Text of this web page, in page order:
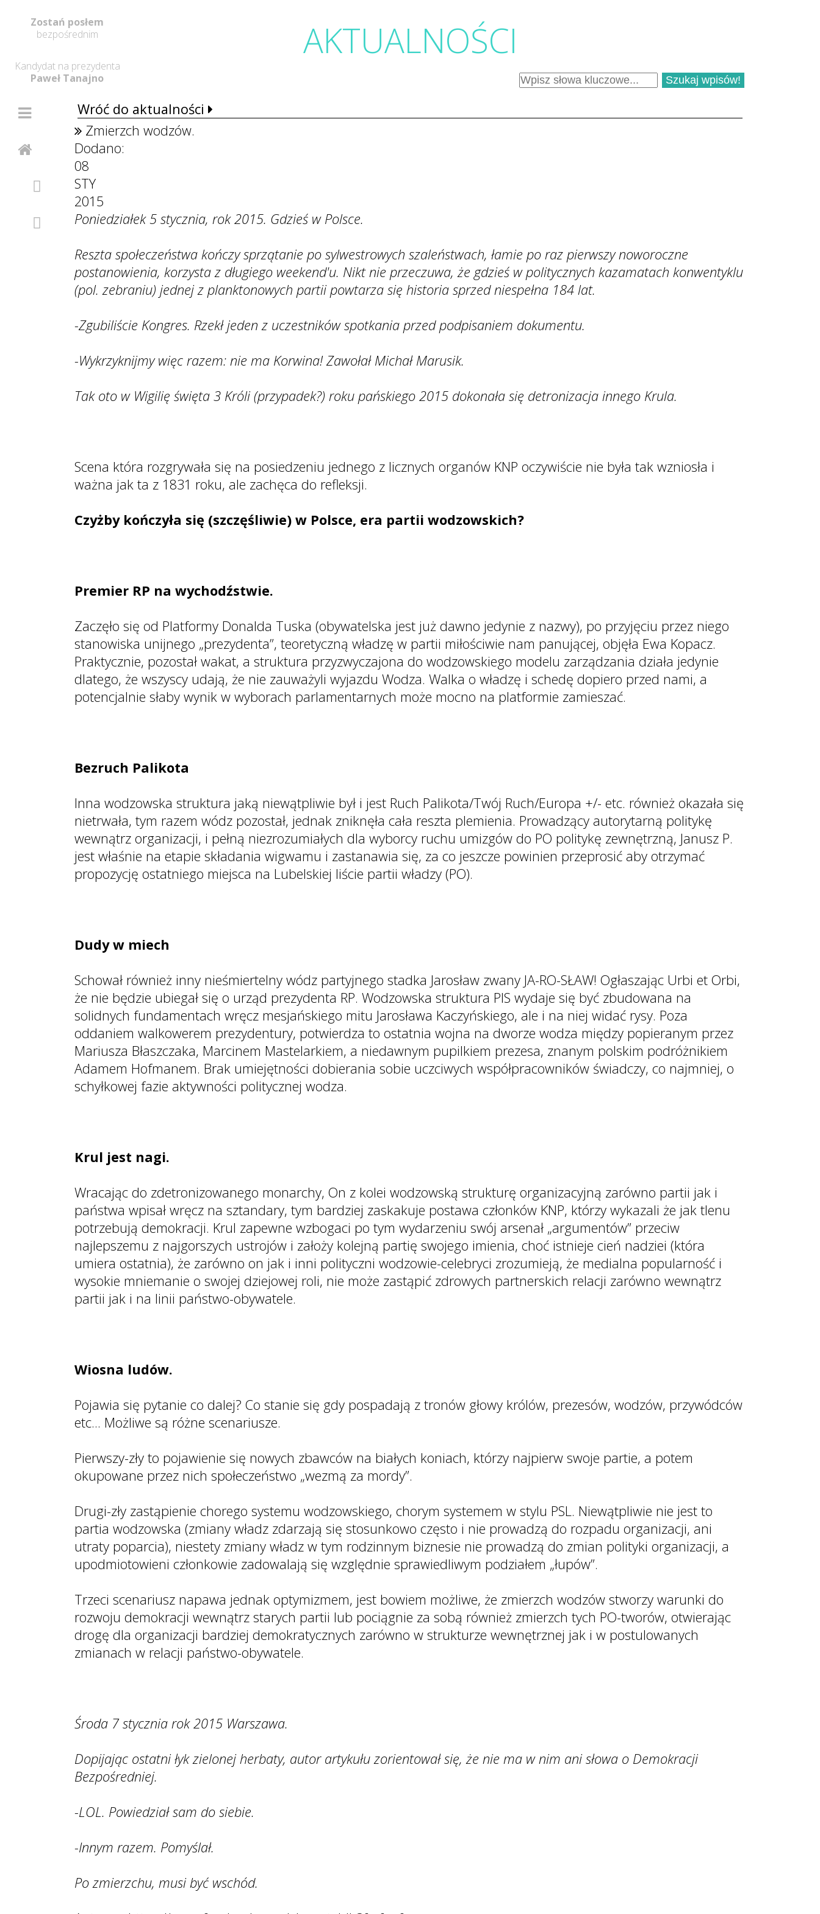
AKTUALNOŚCI
Wróć do aktualności
Zmierzch wodzów.
Dodano:
08
STY
2015
Poniedziałek 5 stycznia, rok 2015. Gdzieś w Polsce.
Reszta społeczeństwa kończy sprzątanie po sylwestrowych szaleństwach, łamie po raz pierwszy noworoczne
postanowienia, korzysta z długiego weekend'u. Nikt nie przeczuwa, że gdzieś w politycznych kazamatach konwentyklu
(pol. zebraniu) jednej z planktonowych partii powtarza się historia sprzed niespełna 184 lat.
-Zgubiliście Kongres. Rzekł jeden z uczestników spotkania przed podpisaniem dokumentu.
-Wykrzyknijmy więc razem: nie ma Korwina! Zawołał Michał Marusik.
Tak oto w Wigilię święta 3 Króli (przypadek?) roku pańskiego 2015 dokonała się detronizacja innego Krula.
Scena która rozgrywała się na posiedzeniu jednego z licznych organów KNP oczywiście nie była tak wzniosła i
ważna jak ta z 1831 roku, ale zachęca do refleksji.
Czyżby kończyła się (szczęśliwie) w Polsce, era partii wodzowskich?
Premier RP na wychodźstwie.
Zaczęło się od Platformy Donalda Tuska (obywatelska jest już dawno jedynie z nazwy), po przyjęciu przez niego
stanowiska unijnego „prezydenta”, teoretyczną władzę w partii miłościwie nam panującej, objęła Ewa Kopacz.
Praktycznie, pozostał wakat, a struktura przyzwyczajona do wodzowskiego modelu zarządzania działa jedynie
dlatego, że wszyscy udają, że nie zauważyli wyjazdu Wodza. Walka o władzę i schedę dopiero przed nami, a
potencjalnie słaby wynik w wyborach parlamentarnych może mocno na platformie zamieszać.
Bezruch Palikota
Inna wodzowska struktura jaką niewątpliwie był i jest Ruch Palikota/Twój Ruch/Europa +/- etc. również okazała się
nietrwała, tym razem wódz pozostał, jednak zniknęła cała reszta plemienia. Prowadzący autorytarną politykę
wewnątrz organizacji, i pełną niezrozumiałych dla wyborcy ruchu umizgów do PO politykę zewnętrzną, Janusz P.
jest właśnie na etapie składania wigwamu i zastanawia się, za co jeszcze powinien przeprosić aby otrzymać
propozycję ostatniego miejsca na Lubelskiej liście partii władzy (PO).
Dudy w miech
Schował również inny nieśmiertelny wódz partyjnego stadka Jarosław zwany JA-RO-SŁAW! Ogłaszając Urbi et Orbi,
że nie będzie ubiegał się o urząd prezydenta RP. Wodzowska struktura PIS wydaje się być zbudowana na
solidnych fundamentach wręcz mesjańskiego mitu Jarosława Kaczyńskiego, ale i na niej widać rysy. Poza
oddaniem walkowerem prezydentury, potwierdza to ostatnia wojna na dworze wodza między popieranym przez
Mariusza Błaszczaka, Marcinem Mastelarkiem, a niedawnym pupilkiem prezesa, znanym polskim podróżnikiem
Adamem Hofmanem. Brak umiejętności dobierania sobie uczciwych współpracowników świadczy, co najmniej, o
schyłkowej fazie aktywności politycznej wodza.
Krul jest nagi.
Wracając do zdetronizowanego monarchy, On z kolei wodzowską strukturę organizacyjną zarówno partii jak i
państwa wpisał wręcz na sztandary, tym bardziej zaskakuje postawa członków KNP, którzy wykazali że jak tlenu
potrzebują demokracji. Krul zapewne wzbogaci po tym wydarzeniu swój arsenał „argumentów” przeciw
najlepszemu z najgorszych ustrojów i założy kolejną partię swojego imienia, choć istnieje cień nadziei (która
umiera ostatnia), że zarówno on jak i inni polityczni wodzowie-celebryci zrozumieją, że medialna popularność i
wysokie mniemanie o swojej dziejowej roli, nie może zastąpić zdrowych partnerskich relacji zarówno wewnątrz
partii jak i na linii państwo-obywatele.
Wiosna ludów.
Pojawia się pytanie co dalej? Co stanie się gdy pospadają z tronów głowy królów, prezesów, wodzów, przywódców
etc... Możliwe są różne scenariusze.
Pierwszy-zły to pojawienie się nowych zbawców na białych koniach, którzy najpierw swoje partie, a potem
okupowane przez nich społeczeństwo „wezmą za mordy”.
Drugi-zły zastąpienie chorego systemu wodzowskiego, chorym systemem w stylu PSL. Niewątpliwie nie jest to
partia wodzowska (zmiany władz zdarzają się stosunkowo często i nie prowadzą do rozpadu organizacji, ani
utraty poparcia), niestety zmiany władz w tym rodzinnym biznesie nie prowadzą do zmian polityki organizacji, a
upodmiotowieni członkowie zadowalają się względnie sprawiedliwym podziałem „łupów”.
Trzeci scenariusz napawa jednak optymizmem, jest bowiem możliwe, że zmierzch wodzów stworzy warunki do
rozwoju demokracji wewnątrz starych partii lub pociągnie za sobą również zmierzch tych PO-tworów, otwierając
drogę dla organizacji bardziej demokratycznych zarówno w strukturze wewnętrznej jak i w postulowanych
zmianach w relacji państwo-obywatele.
Środa 7 stycznia rok 2015 Warszawa.
Dopijając ostatni łyk zielonej herbaty, autor artykułu zorientował się, że nie ma w nim ani słowa o Demokracji
Bezpośredniej.
-LOL. Powiedział sam do siebie.
-Innym razem. Pomyślał.
Po zmierzchu, musi być wschód.
Zostań posłem
bezpośrednim
Kandydat na prezydenta
Paweł Tanajno